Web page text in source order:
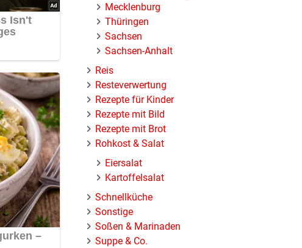
Mecklenburg
Thüringen
Sachsen
Sachsen-Anhalt
Reis
Resteverwertung
Rezepte für Kinder
Rezepte mit Bild
Rezepte mit Brot
Rohkost & Salat
Eiersalat
Kartoffelsalat
Schnellküche
Sonstige
Soßen & Marinaden
Suppe & Co.